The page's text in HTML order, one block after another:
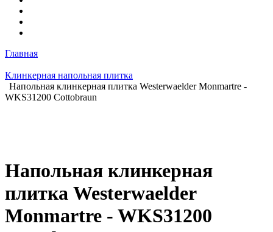
Главная
Клинкерная напольная плитка
Напольная клинкерная плитка Westerwaelder Monmartre -
WKS31200 Cottobraun
Напольная клинкерная
плитка Westerwaelder
Monmartre - WKS31200